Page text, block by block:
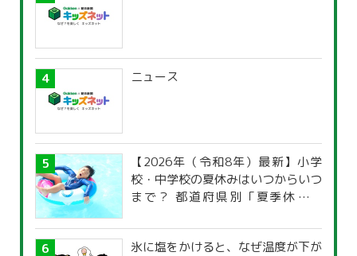
ニュース
【2026年（令和8年）最新】小学
校・中学校の夏休みはいつからいつ
まで？ 都道府県別「夏季休暇一
氷に塩をかけると、なぜ温度が下が